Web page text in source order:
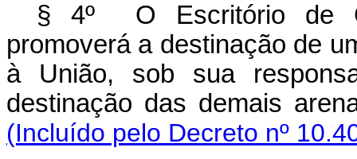
§ 4º O Escritório de
promoverá a destinação de
à União, sob sua
destinação das demais
(Incluído pelo Decreto nº